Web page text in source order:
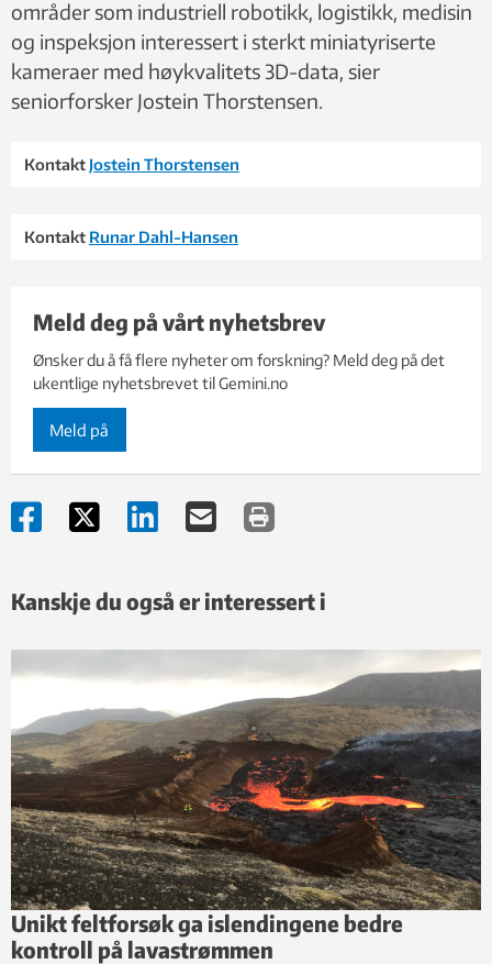
områder som industriell robotikk, logistikk, medisin
og inspeksjon interessert i sterkt miniatyriserte
kameraer med høykvalitets 3D-data, sier
seniorforsker Jostein Thorstensen.
Kontakt Jostein Thorstensen
Kontakt Runar Dahl-Hansen
Meld deg på vårt nyhetsbrev
Ønsker du å få flere nyheter om forskning? Meld deg på det
ukentlige nyhetsbrevet til Gemini.no
Meld på
Kanskje du også er interessert i
Unikt feltforsøk ga islendingene bedre
kontroll på lavastrømmen